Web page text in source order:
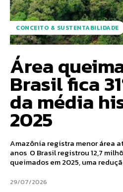
CONCEITO & SUSTENTABILIDADE
Área
Brasil fica
da média
2025
Amazônia registra menor área
anos O Brasil registrou 12,7 milhões de hectares
queimados em 2025, uma
29/07/2026